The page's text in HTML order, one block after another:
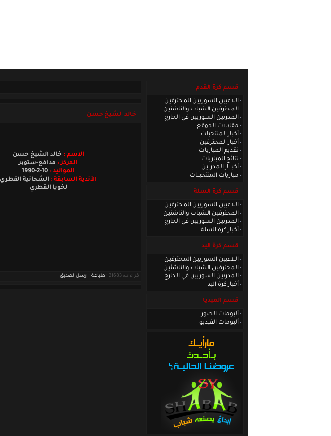
قسم كرة القدم
اللاعبين السوريين المحترفين
المحترفين الشباب والناشئين
المدربين السوريين في الخارج
مقابلات الموقع
أخبار المنتخبات
أخبار المحترفين
تقديم المباريات
نتائج المباريات
أخبـــار المدربين
مباريات المنتخبــات
قسم كرة السلة
اللاعبين السوريين المحترفين
المحترفين الشباب والناشئين
المدربين السوريين في الخارج
أخبار كرة السلة
قسم كرة اليد
اللاعبين السوريين المحترفين
المحترفين الشباب والناشئين
المدربين السوريين في الخارج
أخبار كرة اليد
قسم الميديا
ألبومات الصور
ألبومات الفيديو
خالد الشيخ حسن
الاسم : خالد الشيخ حسن
المركز : مدافع-ستوبر
المواليد :
الأندية السابقة : الشحانية القطري
لخويا القطري
قراءات: 21683 · طباعة أرسل لصديق